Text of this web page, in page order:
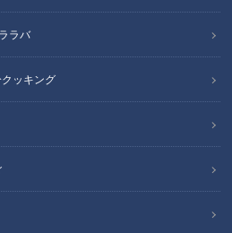
ラバ
ッキング
なずキング
展開するコスパ最強スーパー『ロ
そこで、各売り場のチーフが激推し